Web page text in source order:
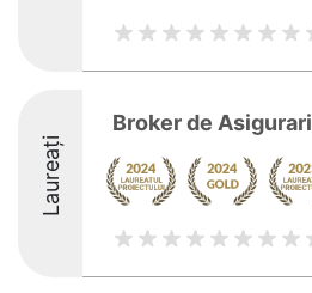
Laureați
Broker de Asigurari